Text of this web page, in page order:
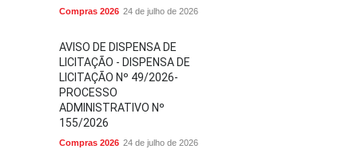
Compras 2026 24 de julho de 2026
AVISO DE DISPENSA DE
LICITAÇÃO - DISPENSA DE
LICITAÇÃO Nº 49/2026-
PROCESSO
ADMINISTRATIVO Nº
155/2026
Compras 2026 24 de julho de 2026